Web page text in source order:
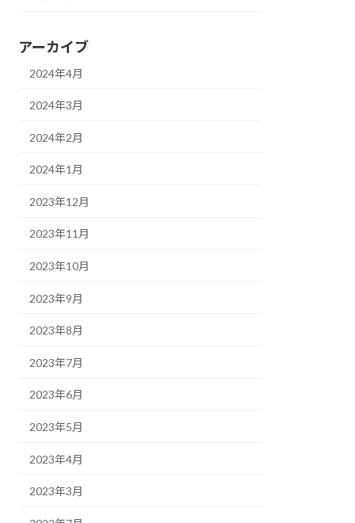
アーカイブ
2024年4月
2024年3月
2024年2月
2024年1月
2023年12月
2023年11月
2023年10月
2023年9月
2023年8月
2023年7月
2023年6月
2023年5月
2023年4月
2023年3月